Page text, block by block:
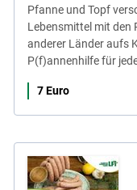
Pfanne und Topf
Lebensmittel mit den
anderer Länder aufs
P(f)annenhilfe für
7 Euro